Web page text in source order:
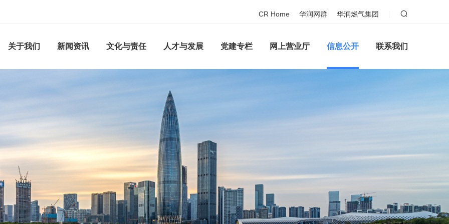
CR Home 华润网群 华润燃气集团
关于我们 新闻资讯 文化与责任 人才与发展 党建专栏 网上营业厅 信息公开 联系我们